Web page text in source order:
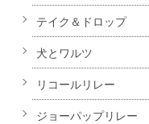
テイク＆ドロップ
犬とワルツ
リコールリレー
ジョーパップリレー